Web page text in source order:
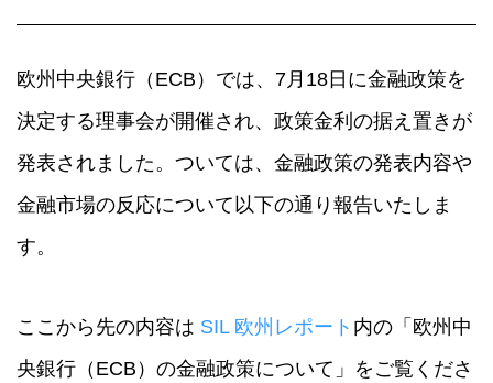
欧州中央銀行（ECB）では、7月18日に金融政策を
決定する理事会が開催され、政策金利の据え置きが
発表されました。ついては、金融政策の発表内容や
金融市場の反応について以下の通り報告いたしま
す。
ここから先の内容は SIL 欧州レポート 内の「欧州中
央銀行（ECB）の金融政策について」をご覧くださ